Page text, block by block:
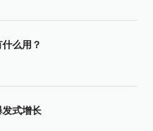
什么用？
发式增长